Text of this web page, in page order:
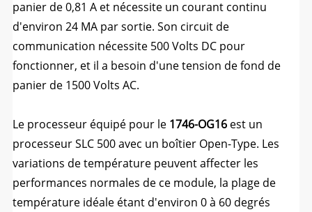
panier de 0,81 A et nécessite un courant continu
d'environ 24 MA par sortie. Son circuit de
communication nécessite 500 Volts DC pour
fonctionner, et il a besoin d'une tension de fond de
panier de 1500 Volts AC.
Le processeur équipé pour le 1746-OG16 est un
processeur SLC 500 avec un boîtier Open-Type. Les
variations de température peuvent affecter les
performances normales de ce module, la plage de
température idéale étant d'environ 0 à 60 degrés